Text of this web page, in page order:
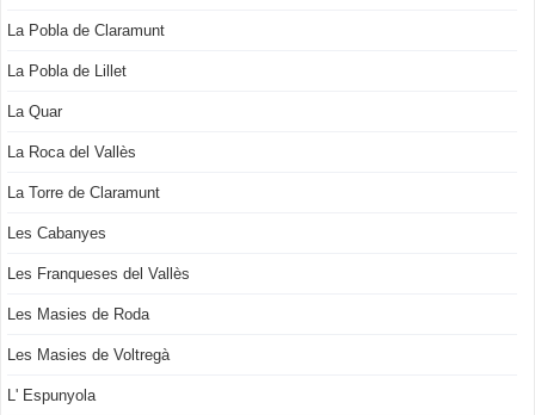
La Pobla de Claramunt
La Pobla de Lillet
La Quar
La Roca del Vallès
La Torre de Claramunt
Les Cabanyes
Les Franqueses del Vallès
Les Masies de Roda
Les Masies de Voltregà
L' Espunyola